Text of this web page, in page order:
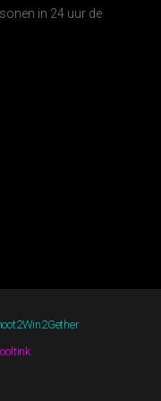
in 24 uur de